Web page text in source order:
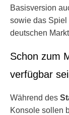
Basisversion
sowie das Spiel
deutschen
Schon zum
verfügbar
Während des
Konsole sollen